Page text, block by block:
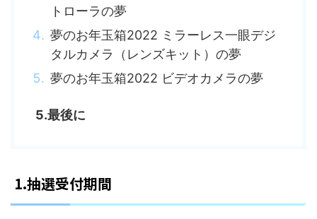
トローラの夢
夢のお年玉箱2022 ミラーレス一眼デジ
タルカメラ（レンズキット）の夢
夢のお年玉箱2022 ビデオカメラの夢
5.最後に
1.抽選受付期間